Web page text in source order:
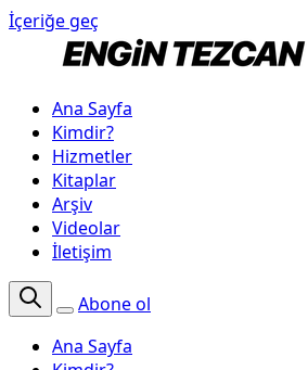
İçeriğe geç
Ana Sayfa
Kimdir?
Hizmetler
Kitaplar
Arşiv
Videolar
İletişim
Abone ol
Ana Sayfa